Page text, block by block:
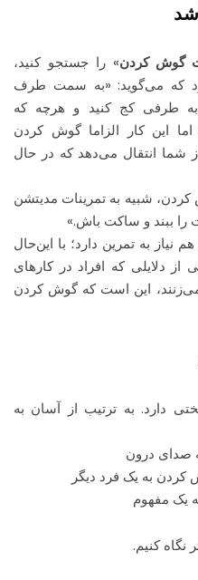
گوش کردن» را جستجو کنید،
که می‌گوید: «به سمت طرف
به طرفی کج کنید و هرچه که
اما این کار الزاما گوش کردن
شما انتقال می‌دهد که در حال
شبیه به تمرینات مدیتشن
ببند و ساکت باش.»
به تمرین دارد؛ با این‌حال
دلایلی که افراد در کارهای
این است که گوش کردن
دارد. به ترتیب از آسان به
کنیم.